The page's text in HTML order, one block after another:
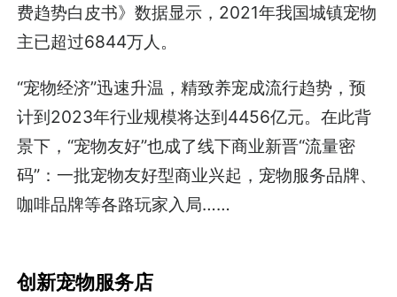
费趋势白皮书》数据显示，2021年我国城镇宠物
主已超过6844万人。
“宠物经济”迅速升温，精致养宠成流行趋势，预
计到2023年行业规模将达到4456亿元。在此背
景下，“宠物友好”也成了线下商业新晋“流量密
码”：一批宠物友好型商业兴起，宠物服务品牌、
咖啡品牌等各路玩家入局……
创新宠物服务店